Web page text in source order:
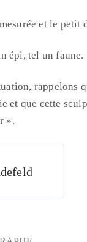
et le petit
épi, tel un faune.
rappelons
et que cette
».